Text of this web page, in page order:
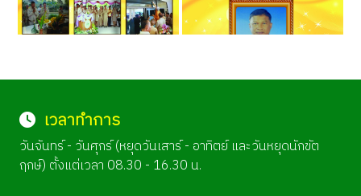
เวลาทำการ
วันจันทร์ - วันศุกร์ (หยุดวันเสาร์ - อาทิตย์ และวันหยุดนักขัต
ฤกษ์) ตั้งแต่เวลา 08.30 - 16.30 น.